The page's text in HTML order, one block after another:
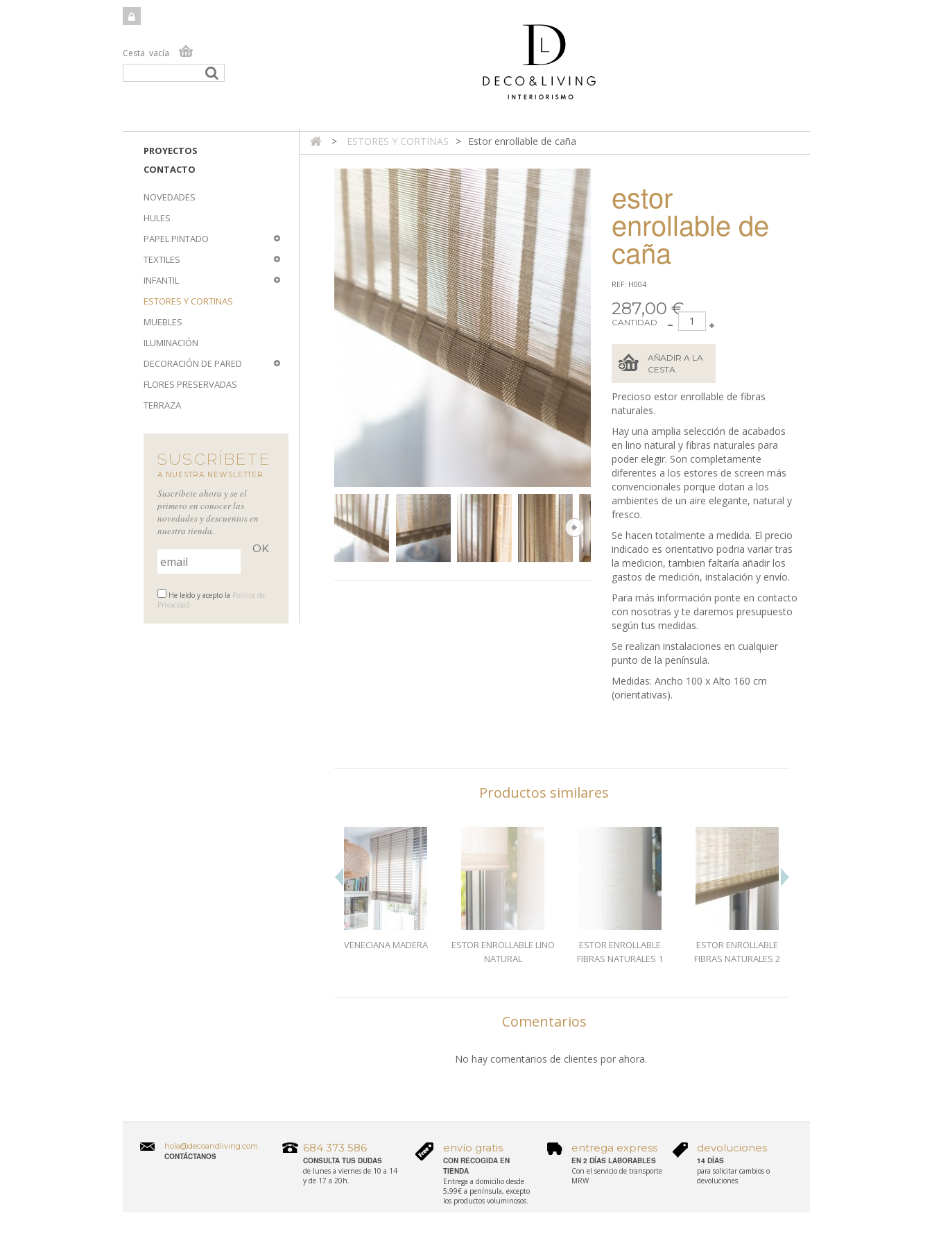
Cesta vacía
TIENDA ONLINE TIENDA FÍSICA PROYECTOS CONTACTO
PROYECTOS
CONTACTO
NOVEDADES
HULES
PAPEL PINTADO
TEXTILES
INFANTIL
ESTORES Y CORTINAS
MUEBLES
ILUMINACIÓN
DECORACIÓN DE PARED
FLORES PRESERVADAS
TERRAZA
SUSCRÍBETE
A NUESTRA NEWSLETTER
Suscríbete ahora y se el
primero en conocer las
novedades y descuentos en
nuestra tienda.
He leído y acepto la Política de
Privacidad
> ESTORES Y CORTINAS > Estor enrollable de caña
estor
enrollable de
caña
REF: H004
287,00 €
CANTIDAD
AÑADIR A LA
CESTA
Precioso estor enrollable de fibras
naturales.
Hay una amplia selección de acabados
en lino natural y fibras naturales para
poder elegir. Son completamente
diferentes a los estores de screen más
convencionales porque dotan a los
ambientes de un aire elegante, natural y
fresco.
Se hacen totalmente a medida. El precio
indicado es orientativo podria variar tras
la medicion, tambien faltaría añadir los
gastos de medición, instalación y envío.
Para más información ponte en contacto
con nosotras y te daremos presupuesto
según tus medidas.
Se realizan instalaciones en cualquier
punto de la península.
Medidas: Ancho 100 x Alto 160 cm
(orientativas).
Productos similares
VENECIANA MADERA
ESTOR ENROLLABLE LINO
NATURAL
ESTOR ENROLLABLE
FIBRAS NATURALES 1
ESTOR ENROLLABLE
FIBRAS NATURALES 2
Comentarios
No hay comentarios de clientes por ahora.
hola@decoandliving.com
CONTÁCTANOS
684 373 586
CONSULTA TUS DUDAS
de lunes a viernes de 10 a 14
y de 17 a 20h.
envío gratis
CON RECOGIDA EN
TIENDA
Entrega a domicilio desde
5,99€ a península, excepto
los productos voluminosos.
entrega express
EN 2 DÍAS LABORABLES
Con el servicio de transporte
MRW
devoluciones
14 DÍAS
para solicitar cambios o
devoluciones.